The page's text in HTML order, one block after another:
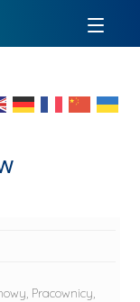
, Pracownicy,